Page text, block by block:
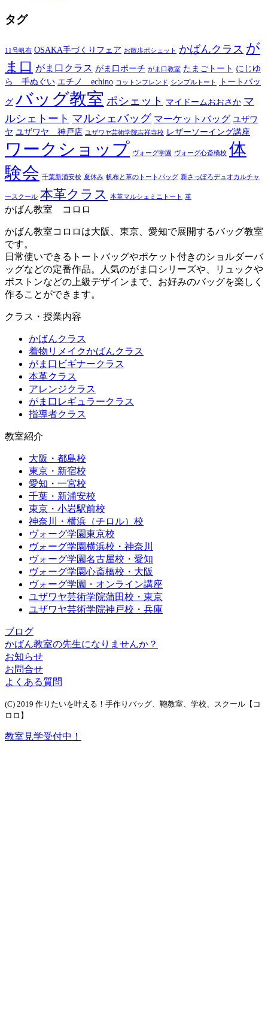
タグ
11号帆布 OSAKA手づくりフェア お散歩ポシェット かばんクラス が
ま口 がま口クラス がま口ポーチ がま口教室 たまごトート にじゆ
ら 手ぬぐい エチノ echino コットンフレンド シンプルトート トートバッ
グ バッグ教室 ポシェット マイドームおおさか マ
ルシェトート マルシェバッグ マーケットバッグ ユザワ
ヤ ユザワヤ 神戸店 ユザワヤ芸術学院吉祥寺校 レザーソーイング講座
ワークショップ ヴォーグ学園 ヴォーグ心斎橋校 体
験会 千葉新浦安校 夏休み 帆布と革のトートバッグ 新さっぽろデュオカルチャ
ースクール 本革クラス 本革マルシェミニトート 革
かばん教室 コロロ
かばん教室コロロは大阪、東京、愛知で展開するバッグ教室
です。
日常使いできるトートバッグやポケット付きのショルダーバ
ッグなどの定番作品。人気のがま口シリーズや、リュックや
ボストンなどの上級デザインまで、お好みのバッグを楽しく
作ることができます。
クラス・授業内容
かばんクラス
着物リメイクかばんクラス
がま口ビギナークラス
本革クラス
アレンジクラス
がま口レギュラークラス
指導者クラス
教室紹介
大阪・都島校
東京・新宿校
愛知・一宮校
千葉・新浦安校
東京・小岩駅前校
神奈川・横浜（チロル）校
ヴォーグ学園東京校
ヴォーグ学園横浜校・神奈川
ヴォーグ学園名古屋校・愛知
ヴォーグ学園心斎橋校・大阪
ヴォーグ学園・オンライン講座
ユザワヤ芸術学院蒲田校・東京
ユザワヤ芸術学院神戸校・兵庫
ブログ
かばん教室の先生になりませんか？
お知らせ
お問合せ
よくある質問
(C) 2019 作りたいを叶える！手作りバッグ、鞄教室、学校、スクール【コ
ロロ】
教室見学受付中！